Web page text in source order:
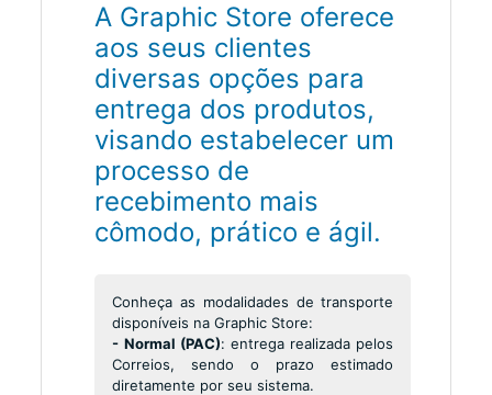
A Graphic Store oferece
aos seus clientes
diversas opções para
entrega dos produtos,
visando estabelecer um
processo de
recebimento mais
cômodo, prático e ágil.
Conheça as modalidades de transporte
disponíveis na Graphic Store:
- Normal (PAC): entrega realizada pelos
Correios, sendo o prazo estimado
diretamente por seu sistema.